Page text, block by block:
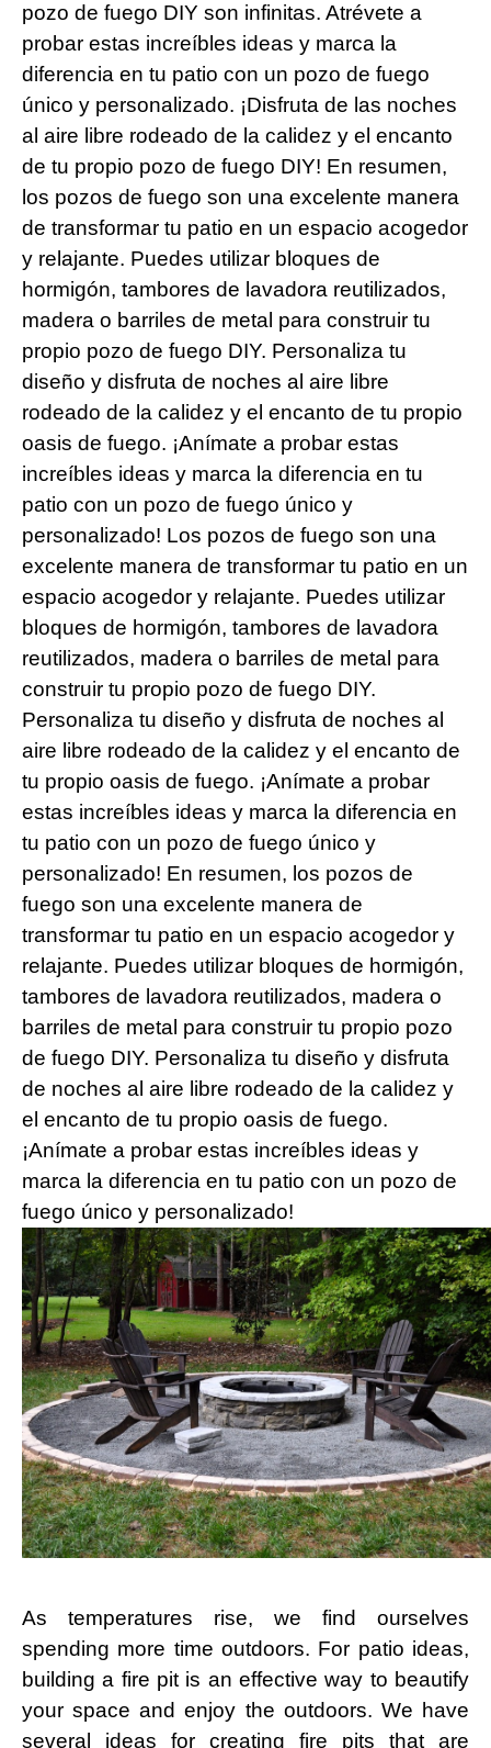
pozo de fuego DIY son infinitas. Atrévete a
probar estas increíbles ideas y marca la
diferencia en tu patio con un pozo de fuego
único y personalizado. ¡Disfruta de las noches
al aire libre rodeado de la calidez y el encanto
de tu propio pozo de fuego DIY! En resumen,
los pozos de fuego son una excelente manera
de transformar tu patio en un espacio acogedor
y relajante. Puedes utilizar bloques de
hormigón, tambores de lavadora reutilizados,
madera o barriles de metal para construir tu
propio pozo de fuego DIY. Personaliza tu
diseño y disfruta de noches al aire libre
rodeado de la calidez y el encanto de tu propio
oasis de fuego. ¡Anímate a probar estas
increíbles ideas y marca la diferencia en tu
patio con un pozo de fuego único y
personalizado! Los pozos de fuego son una
excelente manera de transformar tu patio en un
espacio acogedor y relajante. Puedes utilizar
bloques de hormigón, tambores de lavadora
reutilizados, madera o barriles de metal para
construir tu propio pozo de fuego DIY.
Personaliza tu diseño y disfruta de noches al
aire libre rodeado de la calidez y el encanto de
tu propio oasis de fuego. ¡Anímate a probar
estas increíbles ideas y marca la diferencia en
tu patio con un pozo de fuego único y
personalizado! En resumen, los pozos de
fuego son una excelente manera de
transformar tu patio en un espacio acogedor y
relajante. Puedes utilizar bloques de hormigón,
tambores de lavadora reutilizados, madera o
barriles de metal para construir tu propio pozo
de fuego DIY. Personaliza tu diseño y disfruta
de noches al aire libre rodeado de la calidez y
el encanto de tu propio oasis de fuego.
¡Anímate a probar estas increíbles ideas y
marca la diferencia en tu patio con un pozo de
fuego único y personalizado!
As temperatures rise, we find ourselves
spending more time outdoors. For patio ideas,
building a fire pit is an effective way to beautify
your space and enjoy the outdoors. We have
several ideas for creating fire pits that are